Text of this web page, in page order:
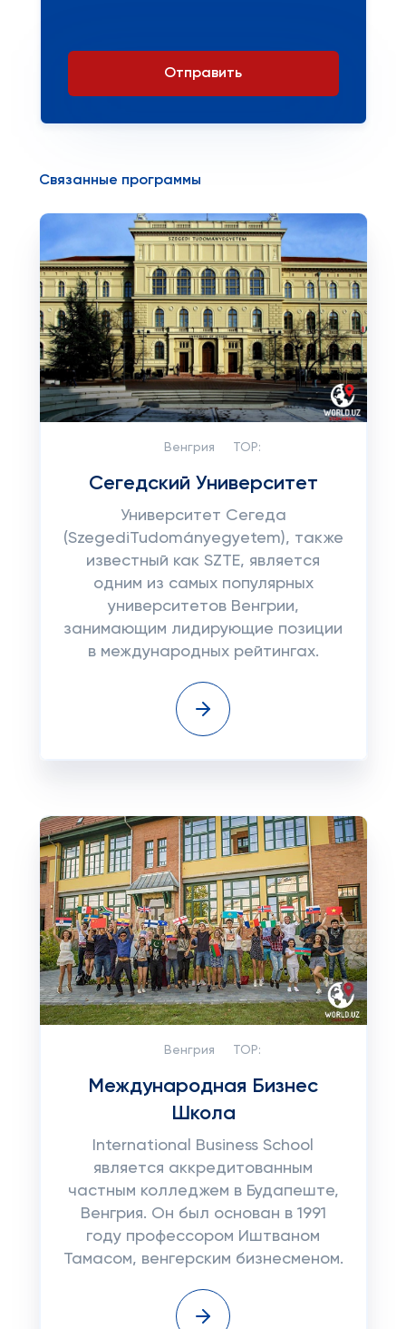
Отправить
Связанные программы
Венгрия TOP:
Сегедский Университет
Университет Сегеда
(SzegediTudományegyetem), также
известный как SZTE, является
одним из самых популярных
университетов Венгрии,
занимающим лидирующие позиции
в международных рейтингах.
Венгрия TOP:
Международная Бизнес
Школа
International Business School
является аккредитованным
частным колледжем в Будапеште,
Венгрия. Он был основан в 1991
году профессором Иштваном
Тамасом, венгерским бизнесменом.